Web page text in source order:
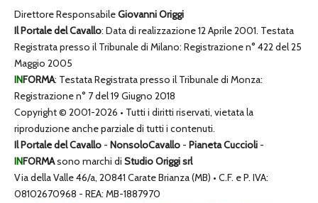
Direttore ResponsabileGiovanni Origgi
Il Portale del Cavallo: Data di realizzazione 12 Aprile 2001. Testata
Registrata presso il Tribunale di Milano: Registrazione n° 422 del 25
Maggio 2005
INFORMA: Testata Registrata presso il Tribunale di Monza:
Registrazione n° 7 del 19 Giugno 2018
Copyright © 2001-2026 • Tutti i diritti riservati, vietata la
riproduzione anche parziale di tutti i contenuti.
Il Portale del Cavallo - NonsoloCavallo - Pianeta Cuccioli -
INFORMAsono marchi di Studio Origgi srl
Via della Valle 46/a, 20841 Carate Brianza (MB) • C.F. e P. IVA:
08102670968 - REA: MB-1887970